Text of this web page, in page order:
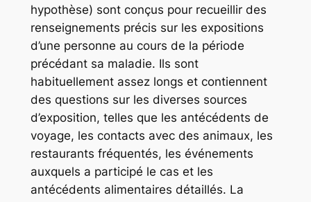
hypothèse) sont conçus pour recueillir des
renseignements précis sur les expositions
d’une personne au cours de la période
précédant sa maladie. Ils sont
habituellement assez longs et contiennent
des questions sur les diverses sources
d’exposition, telles que les antécédents de
voyage, les contacts avec des animaux, les
restaurants fréquentés, les événements
auxquels a participé le cas et les
antécédents alimentaires détaillés. La